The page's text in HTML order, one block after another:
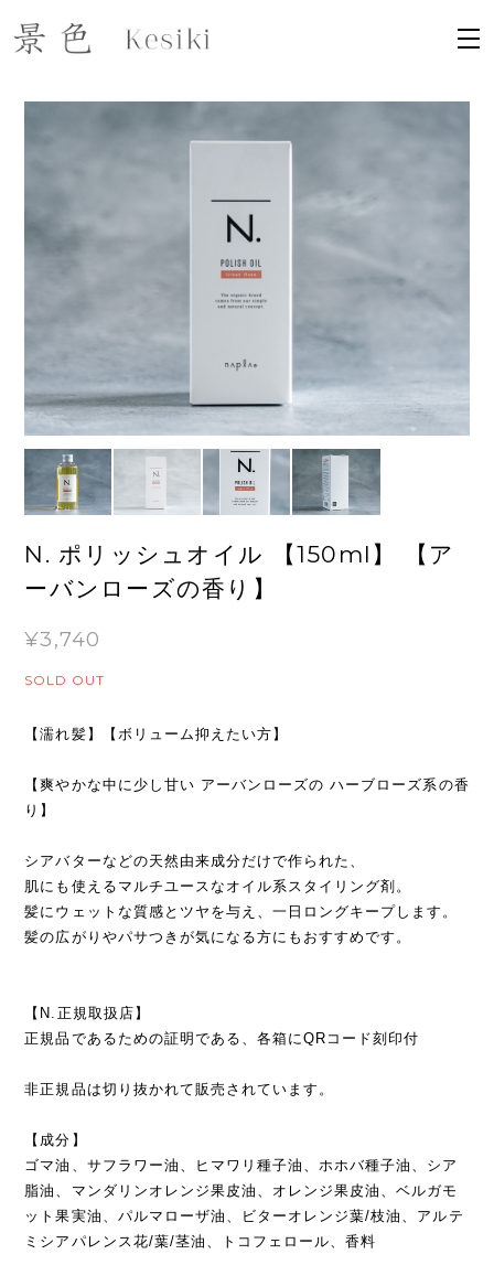
N. ポリッシュオイル 【150ml】 【ア
ーバンローズの香り】
¥3,740
SOLD OUT
【濡れ髪】【ボリューム抑えたい方】
【爽やかな中に少し甘い アーバンローズの ハーブローズ系の香
り】
シアバターなどの天然由来成分だけで作られた、
肌にも使えるマルチユースなオイル系スタイリング剤。
髪にウェットな質感とツヤを与え、一日ロングキープします。
髪の広がりやパサつきが気になる方にもおすすめです。
【N.正規取扱店】
正規品であるための証明である、各箱にQRコード刻印付
非正規品は切り抜かれて販売されています。
【成分】
ゴマ油、サフラワー油、ヒマワリ種子油、ホホバ種子油、シア
脂油、マンダリンオレンジ果皮油、オレンジ果皮油、ベルガモ
ット果実油、パルマローザ油、ビターオレンジ葉/枝油、アルテ
ミシアパレンス花/葉/茎油、トコフェロール、香料